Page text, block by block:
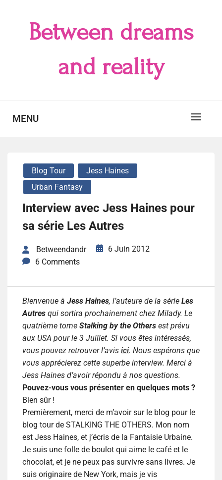
Between dreams
and reality
MENU
Blog Tour
Jess Haines
Urban Fantasy
Interview avec Jess Haines pour
sa série Les Autres
Betweendandr
6 Juin 2012
6 Comments
Bienvenue à Jess Haines, l’auteure de la série Les
Autres qui sortira prochainement chez Milady. Le
quatrième tome Stalking by the Others est prévu
aux USA pour le 3 Juillet. Si vous êtes intéressés,
vous pouvez retrouver l’avis ici. Nous espérons que
vous apprécierez cette superbe interview. Merci à
Jess Haines d’avoir répondu à nos questions.
Pouvez-vous vous présenter en quelques mots ?
Bien sûr !
Premièrement, merci de m’avoir sur le blog pour le
blog tour de STALKING THE OTHERS. Mon nom
est Jess Haines, et j’écris de la Fantaisie Urbaine.
Je suis une folle de boulot qui aime le café et le
chocolat, et je ne peux pas survivre sans livres. Je
suis originaire de New York, mais je vis